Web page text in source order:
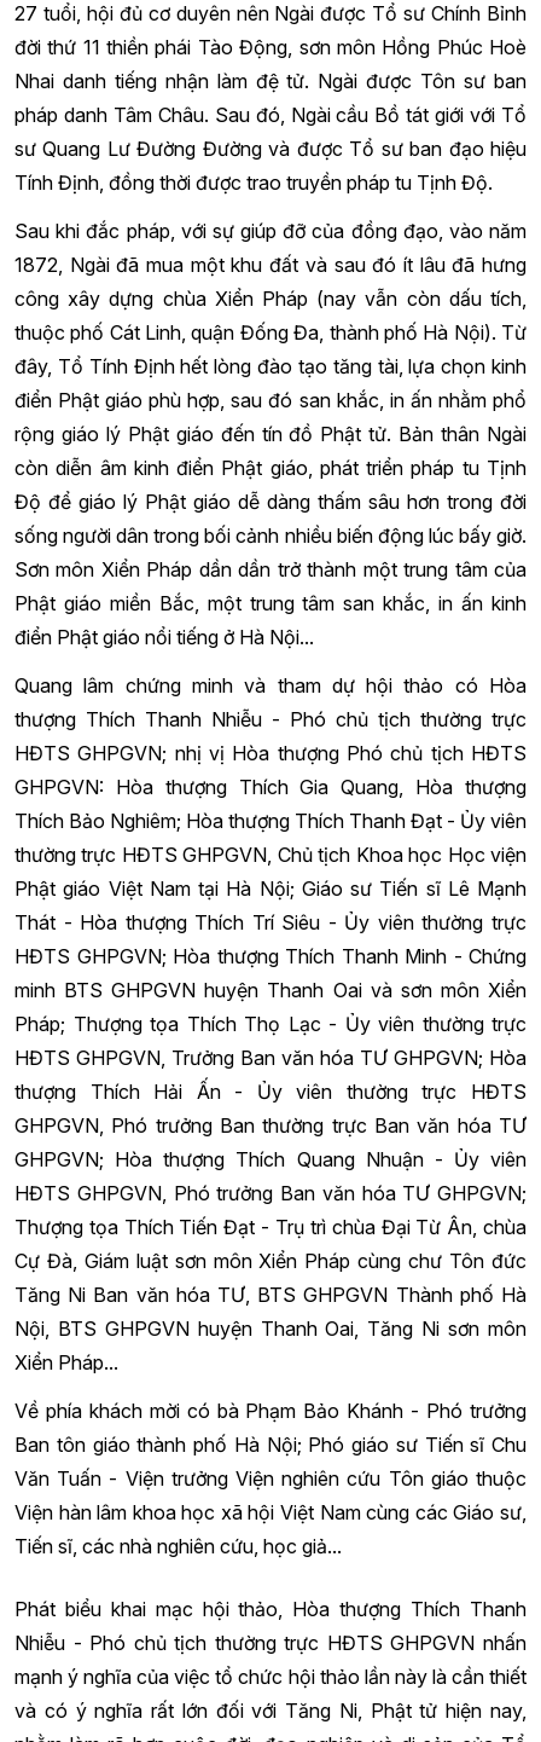
27 tuổi, hội đủ cơ duyên nên Ngài được Tổ sư Chính Bỉnh
đời thứ 11 thiền phái Tào Động, sơn môn Hồng Phúc Hoè
Nhai danh tiếng nhận làm đệ tử. Ngài được Tôn sư ban
pháp danh Tâm Châu. Sau đó, Ngài cầu Bồ tát giới với Tổ
sư Quang Lư Đường Đường và được Tổ sư ban đạo hiệu
Tính Định, đồng thời được trao truyền pháp tu Tịnh Độ.
Sau khi đắc pháp, với sự giúp đỡ của đồng đạo, vào năm
1872, Ngài đã mua một khu đất và sau đó ít lâu đã hưng
công xây dựng chùa Xiển Pháp (nay vẫn còn dấu tích,
thuộc phố Cát Linh, quận Đống Đa, thành phố Hà Nội). Từ
đây, Tổ Tính Định hết lòng đào tạo tăng tài, lựa chọn kinh
điển Phật giáo phù hợp, sau đó san khắc, in ấn nhằm phổ
rộng giáo lý Phật giáo đến tín đồ Phật tử. Bản thân Ngài
còn diễn âm kinh điển Phật giáo, phát triển pháp tu Tịnh
Độ để giáo lý Phật giáo dễ dàng thấm sâu hơn trong đời
sống người dân trong bối cảnh nhiều biến động lúc bấy giờ.
Sơn môn Xiển Pháp dần dần trở thành một trung tâm của
Phật giáo miền Bắc, một trung tâm san khắc, in ấn kinh
điển Phật giáo nổi tiếng ở Hà Nội...
Quang lâm chứng minh và tham dự hội thảo có Hòa
thượng Thích Thanh Nhiễu - Phó chủ tịch thường trực
HĐTS GHPGVN; nhị vị Hòa thượng Phó chủ tịch HĐTS
GHPGVN: Hòa thượng Thích Gia Quang, Hòa thượng
Thích Bảo Nghiêm; Hòa thượng Thích Thanh Đạt - Ủy viên
thường trực HĐTS GHPGVN, Chủ tịch Khoa học Học viện
Phật giáo Việt Nam tại Hà Nội; Giáo sư Tiến sĩ Lê Mạnh
Thát - Hòa thượng Thích Trí Siêu - Ủy viên thường trực
HĐTS GHPGVN; Hòa thượng Thích Thanh Minh - Chứng
minh BTS GHPGVN huyện Thanh Oai và sơn môn Xiển
Pháp; Thượng tọa Thích Thọ Lạc - Ủy viên thường trực
HĐTS GHPGVN, Trưởng Ban văn hóa TƯ GHPGVN; Hòa
thượng Thích Hải Ấn - Ủy viên thường trực HĐTS
GHPGVN, Phó trưởng Ban thường trực Ban văn hóa TƯ
GHPGVN; Hòa thượng Thích Quang Nhuận - Ủy viên
HĐTS GHPGVN, Phó trưởng Ban văn hóa TƯ GHPGVN;
Thượng tọa Thích Tiến Đạt - Trụ trì chùa Đại Từ Ân, chùa
Cự Đà, Giám luật sơn môn Xiển Pháp cùng chư Tôn đức
Tăng Ni Ban văn hóa TƯ, BTS GHPGVN Thành phố Hà
Nội, BTS GHPGVN huyện Thanh Oai, Tăng Ni sơn môn
Xiển Pháp...
Về phía khách mời có bà Phạm Bảo Khánh - Phó trưởng
Ban tôn giáo thành phố Hà Nội; Phó giáo sư Tiến sĩ Chu
Văn Tuấn - Viện trưởng Viện nghiên cứu Tôn giáo thuộc
Viện hàn lâm khoa học xã hội Việt Nam cùng các Giáo sư,
Tiến sĩ, các nhà nghiên cứu, học giả...
Phát biểu khai mạc hội thảo, Hòa thượng Thích Thanh
Nhiễu - Phó chủ tịch thường trực HĐTS GHPGVN nhấn
mạnh ý nghĩa của việc tổ chức hội thảo lần này là cần thiết
và có ý nghĩa rất lớn đối với Tăng Ni, Phật tử hiện nay,